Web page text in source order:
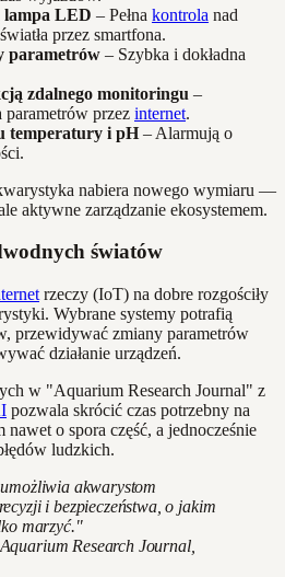
lampa LED – Pełna kontrola nad
przez smartfona.
parametrów – Szybka i dokładna
zdalnego monitoringu –
przez internet.
temperatury i pH– Alarmują o
nabiera nowego wymiaru —
aktywne zarządzanie ekosystemem.
światów
rzeczy (IoT) na dobre rozgościły
Wybrane systemy potrafią
przewidywać zmiany parametrów
działanie urządzeń.
w "Aquarium Research Journal" z
pozwala skrócić czas potrzebny na
nawet o spora część, a jednocześnie
ludzkich.
akwarystom
i bezpieczeństwa, o jakim
marzyć."
Research Journal,